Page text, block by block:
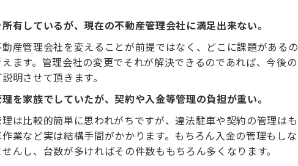
所有しているが、現在の不動産管理会社に満足出来ない。
産管理会社を変えることが前提ではなく、どこに課題があるの
ます。管理会社の変更でそれが解決できるのであれば、今後の
明させて頂きます。
理を家族でしていたが、契約や入金等管理の負担が重い。
は比較的簡単に思われがちですが、違法駐車や契約の管理はも
業など実は結構手間がかかります。もちろん入金の管理もしな
んし、台数が多ければその件数ももちろん多くなります。